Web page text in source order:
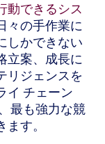
動できるシス
々の手作業に
しかできない
立案、成長に
リジェンスを
イ チェーン
最も強力な競
す。